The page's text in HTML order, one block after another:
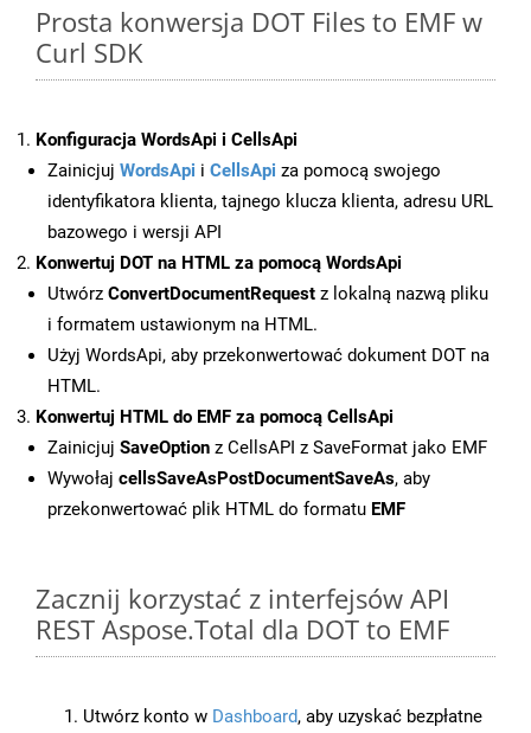
Prosta konwersja DOT Files to EMF w
Curl SDK
Konfiguracja WordsApi i CellsApi
Zainicjuj WordsApi i CellsApi za pomocą swojego
identyfikatora klienta, tajnego klucza klienta, adresu URL
bazowego i wersji API
Konwertuj DOT na HTML za pomocą WordsApi
Utwórz ConvertDocumentRequest z lokalną nazwą pliku
i formatem ustawionym na HTML.
Użyj WordsApi, aby przekonwertować dokument DOT na
HTML.
Konwertuj HTML do EMF za pomocą CellsApi
Zainicjuj SaveOption z CellsAPI z SaveFormat jako EMF
Wywołaj cellsSaveAsPostDocumentSaveAs, aby
przekonwertować plik HTML do formatu EMF
Zacznij korzystać z interfejsów API
REST Aspose.Total dla DOT to EMF
Utwórz konto w Dashboard, aby uzyskać bezpłatne